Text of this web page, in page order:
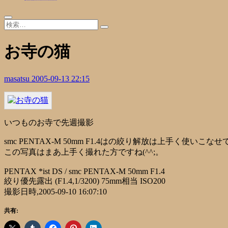
お寺の猫
masatsu 2005-09-13 22:15
いつものお寺で先週撮影
smc PENTAX-M 50mm F1.4はの絞り解放は上手く使いこなせ
この写真はまあ上手く撮れた方ですね(^^;。
PENTAX *ist DS / smc PENTAX-M 50mm F1.4
絞り優先露出 (F1.4,1/3200) 75mm相当 ISO200
撮影日時,2005-09-10 16:07:10
共有: